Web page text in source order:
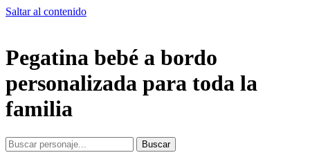
Saltar al contenido
Pegatina bebé a bordo
personalizada para toda la
familia
Buscar